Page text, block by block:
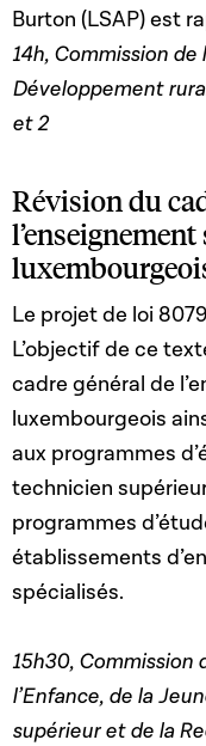
Burton (LSAP) est
14h, Commission
Développement
et 2
Révision du
Le projet de loi
L’objectif de ce
cadre général de
luxembourgeois
aux programmes
technicien
programmes
établissements
spécialisés.
15h30, Commission
l’Enfance, de la
supérieur et de la